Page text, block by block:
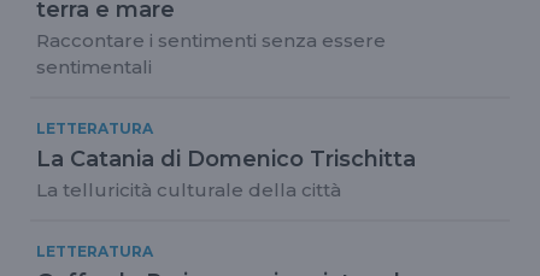
terra e mare
Raccontare i sentimenti senza essere
sentimentali
LETTERATURA
La Catania di Domenico Trischitta
La telluricità culturale della città
LETTERATURA